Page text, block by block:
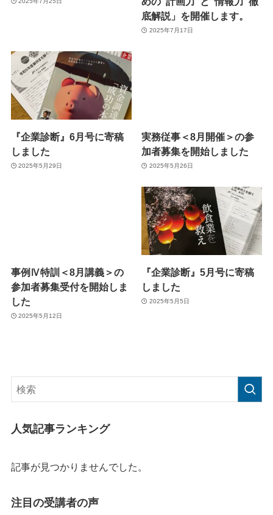
底解説」を開催します。
2025年7月17日
『企業診断』6月号に寄稿
しました
2025年5月29日
実務従事＜8月開催＞の参
加者募集を開始しました
2025年5月26日
事例Ⅳ特訓＜8月講義＞の
参加者募集受付を開始しま
した
2025年5月12日
『企業診断』5月号に寄稿
しました
2025年5月5日
人気記事ランキング
記事が見つかりませんでした。
注目の受講者の声